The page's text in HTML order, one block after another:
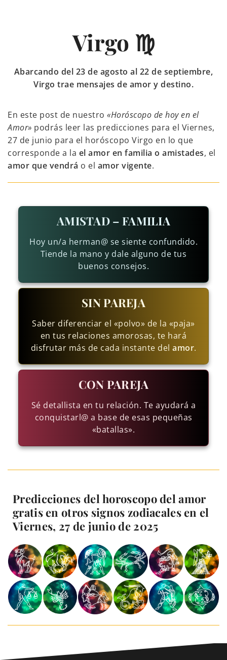
Virgo ♍
Abarcando del 23 de agosto al 22 de septiembre,
Virgo trae mensajes de amor y destino.
En este post de nuestro «Horóscopo de hoy en el
Amor» podrás leer las predicciones para el Viernes,
27 de junio para el horóscopo Virgo en lo que
corresponde a la el amor en familia o amistades, el
amor que vendrá o el amor vigente.
AMISTAD – FAMILIA
Hoy un/a herman@ se siente confundido.
Tiende la mano y dale alguno de tus
buenos consejos.
SIN PAREJA
Saber diferenciar el «polvo» de la «paja»
en tus relaciones amorosas, te hará
disfrutar más de cada instante del amor.
CON PAREJA
Sé detallista en tu relación. Te ayudará a
conquistarl@ a base de esas pequeñas
«batallas».
Predicciones del horoscopo del amor
gratis en otros signos zodiacales en el
Viernes, 27 de junio de 2025